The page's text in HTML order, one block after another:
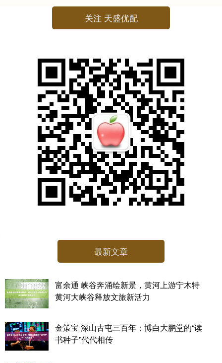
关注 天盛优配
最新文章
富余通 峡谷奔涌绘新景，黄河上游宁木特
黄河大峡谷释放文旅新活力
金策宝 深山古屯三百年：博白大鹏堂的“读
书种子”代代相传